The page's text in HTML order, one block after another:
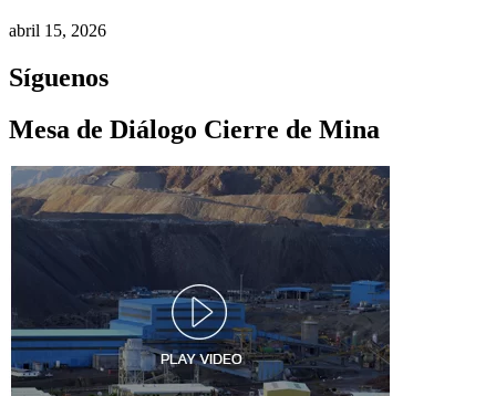
abril 15, 2026
Síguenos
Mesa de Diálogo Cierre de Mina